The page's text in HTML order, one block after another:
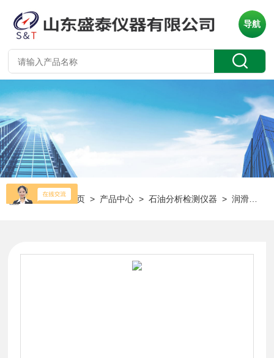
导航
当前位置：首页 > 产品中心 >石油分析检测仪器 >润滑脂防腐性能测定仪